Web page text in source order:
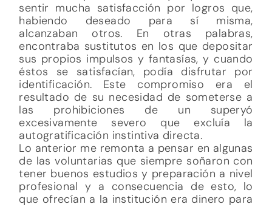
sentir mucha satisfacción por logros que,
habiendo deseado para sí misma,
alcanzaban otros. En otras palabras,
encontraba sustitutos en los que depositar
sus propios impulsos y fantasías, y cuando
éstos se satisfacían, podía disfrutar por
identificación. Este compromiso era el
resultado de su necesidad de someterse a
las prohibiciones de un superyó
excesivamente severo que excluía la
autogratificación instintiva directa.
Lo anterior me remonta a pensar en algunas
de las voluntarias que siempre soñaron con
tener buenos estudios y preparación a nivel
profesional y a consecuencia de esto, lo
que ofrecían a la institución era dinero para